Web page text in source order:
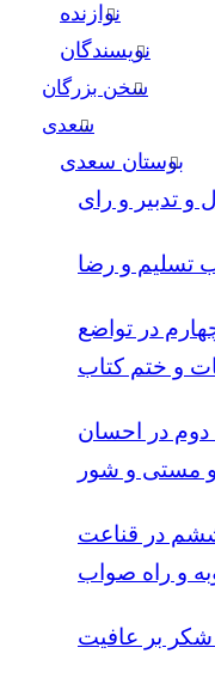
نوازنده
نویسندگان
سخن بزرگان
سعدی
بوستان سعدی
و تدبیر و رای
تسلیم و رضا
در تواضع
و ختم کتاب
دوم در احسان
مستی و شور
در قناعت
و راه صواب
بر عافیت